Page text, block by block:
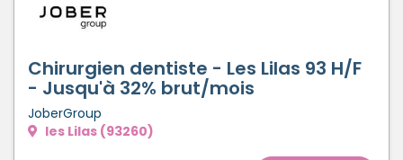
Chirurgien dentiste - Les Lilas 93 H/F
- Jusqu'à 32% brut/mois
JoberGroup
les Lilas (93260)